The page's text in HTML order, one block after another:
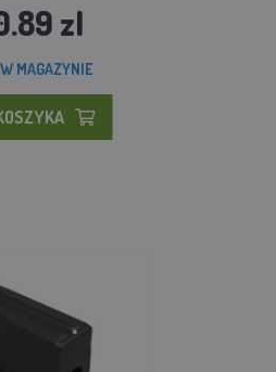
zl
W MAGAZYNIE